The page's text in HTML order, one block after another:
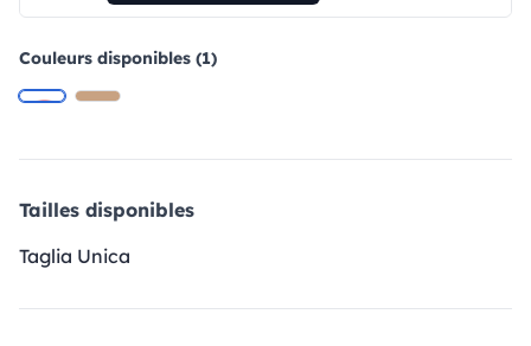
Couleurs disponibles (1)
Tailles disponibles
Taglia Unica